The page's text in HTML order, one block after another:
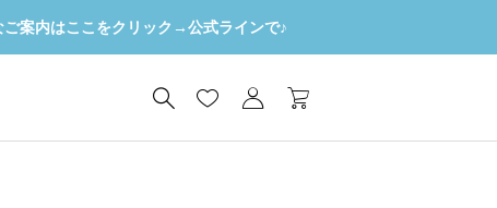
案内はここをクリック→公式ラインで♪